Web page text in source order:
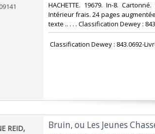
‎HACHETTE. 19679. In-8.
Intérieur frais. 24 pages
texte .. . . . Classification Dewey :
Classification Dewey : 843.0692-
REID,
‎Bruin, ou Les Jeunes